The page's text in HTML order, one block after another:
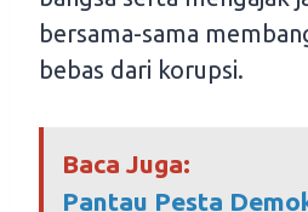
bersama-sama
bebas dari korupsi.
Baca Juga:
Pantau Pesta